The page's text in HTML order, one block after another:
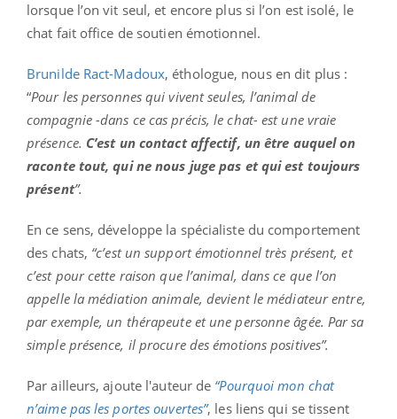
lorsque l’on vit seul, et encore plus si l’on est isolé, le
chat fait office de soutien émotionnel.
Brunilde Ract-Madoux, éthologue, nous en dit plus :
“Pour les personnes qui vivent seules, l’animal de
compagnie -dans ce cas précis, le chat- est une vraie
présence. C’est un contact affectif, un être auquel on
raconte tout, qui ne nous juge pas et qui est toujours
présent”.
En ce sens, développe la spécialiste du comportement
des chats, “c’est un support émotionnel très présent, et
c’est pour cette raison que l’animal, dans ce que l’on
appelle la médiation animale, devient le médiateur entre,
par exemple, un thérapeute et une personne âgée. Par sa
simple présence, il procure des émotions positives”.
Par ailleurs, ajoute l'auteur de “Pourquoi mon chat
n’aime pas les portes ouvertes”, les liens qui se tissent